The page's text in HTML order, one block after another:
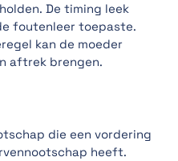
De timing leek
foutenleer toepaste.
kan de moeder
aftrek brengen.
die een vordering
heeft.